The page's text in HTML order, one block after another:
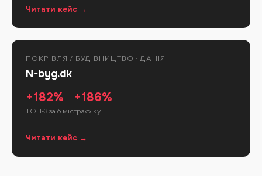
Читати кейс →
ПОКРІВЛЯ / БУДІВНИЦТВО · ДАНІЯ
N-byg.dk
+182%
ТОП-3 за 6 міс
+186%
трафіку
Читати кейс →